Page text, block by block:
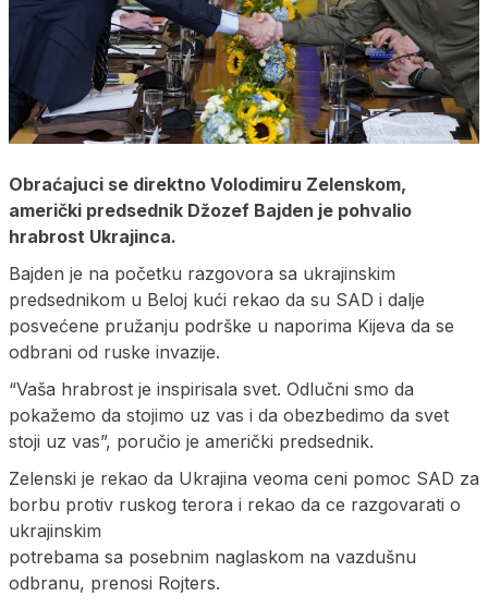
Obraćajuci se direktno Volodimiru Zelenskom,
američki predsednik Džozef Bajden je pohvalio
hrabrost Ukrajinca.
Bajden je na početku razgovora sa ukrajinskim
predsednikom u Beloj kući rekao da su SAD i dalje
posvećene pružanju podrške u naporima Kijeva da se
odbrani od ruske invazije.
“Vaša hrabrost je inspirisala svet. Odlučni smo da
pokažemo da stojimo uz vas i da obezbedimo da svet
stoji uz vas”, poručio je američki predsednik.
Zelenski je rekao da Ukrajina veoma ceni pomoc SAD za
borbu protiv ruskog terora i rekao da ce razgovarati o
ukrajinskim
potrebama sa posebnim naglaskom na vazdušnu
odbranu, prenosi Rojters.